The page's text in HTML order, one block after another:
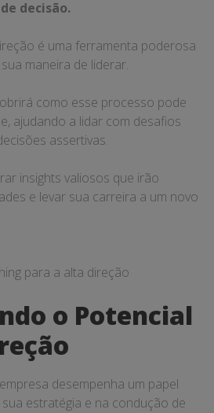
decisão.
é uma ferramenta poderosa
maneira de liderar.
como esse processo pode
ajudando a lidar com desafios
assertivas.
insights valiosos que irão
e levar sua carreira a um novo
o Potencial
desempenha um papel
estratégia e na condução de